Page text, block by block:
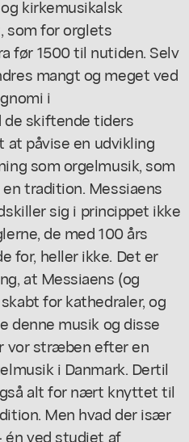
kirkemusikalsk
som for orglets
før 1500 til nutiden. Selv
mangt og meget ved
i
skiftende tiders
påvise en udvikling
som orgelmusik, som
tradition. Messiaens
sig i princippet ikke
de med 100 års
for, heller ikke. Det er
at Messiaens (og
for kathedraler, og
denne musik og disse
vor stræben efter en
i Danmark. Dertil
alt for nært knyttet til
Men hvad der især
én ved studiet af